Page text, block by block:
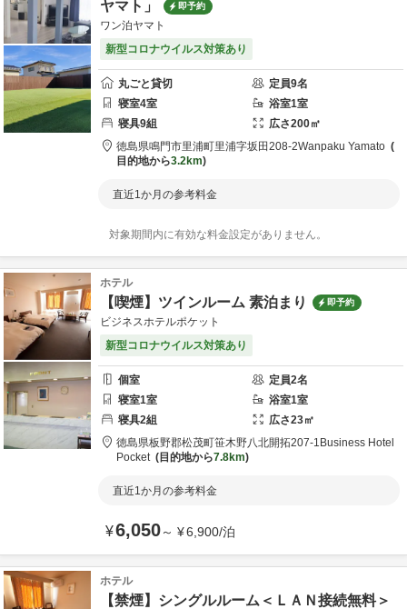
ヤマト」 即予約
ワン泊ヤマト
新型コロナウイルス対策あり
丸ごと貸切 定員9名
寝室4室 浴室1室
寝具9組 広さ200㎡
徳島県鳴門市里浦町里浦字坂田208-2Wanpaku Yamato
目的地から3.2km
直近1か月の参考料金
対象期間内に有効な料金設定がありません。
ホテル
【喫煙】ツインルーム 素泊まり 即予約
ビジネスホテルポケット
新型コロナウイルス対策あり
個室 定員2名
寝室1室 浴室1室
寝具2組 広さ23㎡
徳島県板野郡松茂町笹木野八北開拓207-1 Business Hotel
Pocket
目的地から7.8km
直近1か月の参考料金
¥6,050～ ¥6,900/泊
ホテル
【禁煙】シングルルーム＜ＬＡＮ接続無料＞